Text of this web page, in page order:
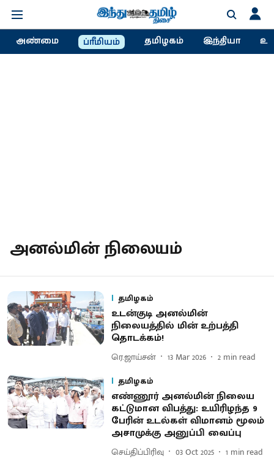
அண்மை ப்ரீமியம் தமிழகம் இந்தியா
அனல்மின் நிலையம்
தமிழகம்
உடன்குடி அனல்மின்
நிலையத்தில் மின் உற்பத்தி
தொடக்கம்!
ரெ.ஜாய்சன் 13 Mar 2026 2 min read
தமிழகம்
எண்ணூர் அனல்மின் நிலைய
கட்டுமான விபத்து: உயிரிழந்த 9
பேரின் உடல்கள் விமானம் மூலம்
அசாமுக்கு அனுப்பி வைப்பு
செய்திப்பிரிவு 03 Oct 2025 1 min read